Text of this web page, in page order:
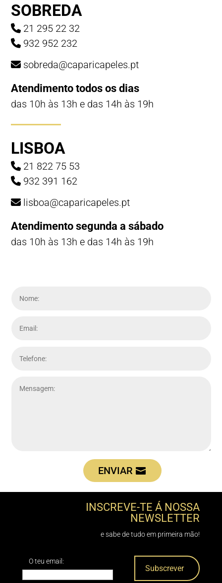
SOBREDA
21 295 22 32
932 952 232
sobreda@caparicapeles.pt
Atendimento todos os dias
das 10h às 13h e das 14h às 19h
LISBOA
21 822 75 53
932 391 162
lisboa@caparicapeles.pt
Atendimento segunda a sábado
das 10h às 13h e das 14h às 19h
ENVIAR
INSCREVE-TE Á NOSSA
NEWSLETTER
e sabe de tudo em primeira mão!
O teu email: